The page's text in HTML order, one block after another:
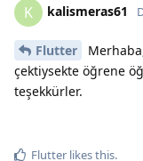
K kalismeras61
Flutter
çektiysekte öğrene
teşekkürler.
Flutter likes this.